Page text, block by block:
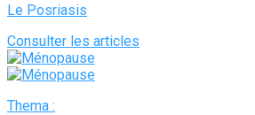
Le Posriasis
Consulter les articles
Thema :